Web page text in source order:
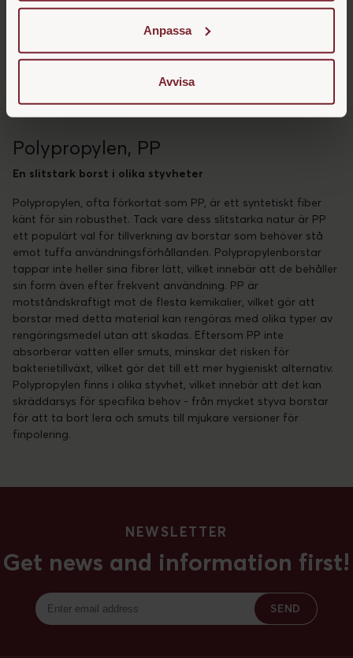
Anpassa
Avvisa
SEK 229 SEK 229
Polypropylen, PP
En slitstark borst i olika styvheter
Polypropylen, ofta förkortat som PP, är ett syntetiskt fiber
känt för sin robusthet. Tack vare dess slitstarka natur är PP
ett populärt val för tillverkning av borstar som behöver stå
emot tuffa användningsförhållanden. Polypropylenborstar
tappar inte heller sina fibrer lätt, vilket innebär att de behåller
sin form även efter frekvent användning. PP är
motståndskraftigt mot de flesta kemikalier, vilket gör att
borstar med detta material kan rengöras med olika typer av
rengöringsmedel utan att skadas. Eftersom PP inte
absorberar vatten eller smuts, minskar det risken för
bakterietillväxt, vilket gör det till ett mer hygieniskt alternativ.
Polypropylen finns i olika styvhet, vilket innebär att det kan
skräddarsys för specifika behov - från mycket styva borstar
för att ta bort lera och smuts till mjukare versioner för
finpolering.
NEWSLETTER
Get news and information first!
SEND